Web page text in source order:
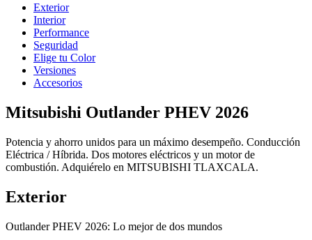
Exterior
Interior
Performance
Seguridad
Elige tu Color
Versiones
Accesorios
Mitsubishi Outlander PHEV 2026
Potencia y ahorro unidos para un máximo desempeño. Conducción
Eléctrica / Híbrida. Dos motores eléctricos y un motor de
combustión. Adquiérelo en MITSUBISHI TLAXCALA.
Exterior
Outlander PHEV 2026: Lo mejor de dos mundos